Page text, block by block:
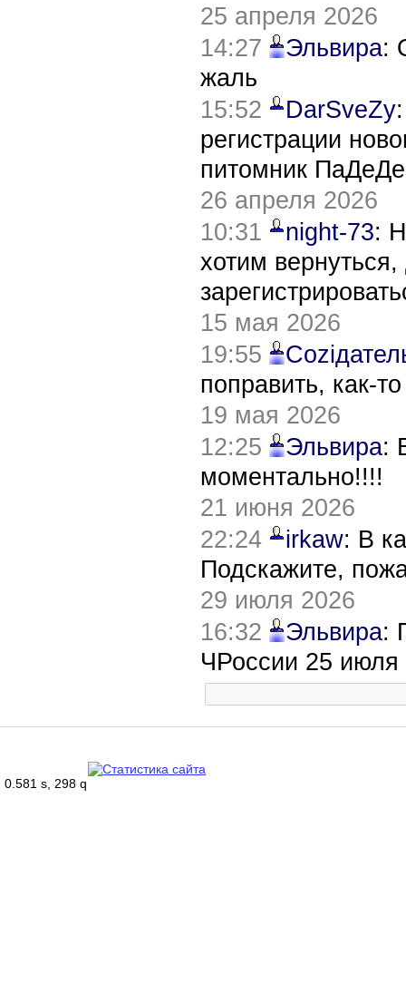
25 апреля 2026
14:27
Эльвира:
жаль
15:52
DarSveZy
регистрации
питомник
26 апреля 2026
10:31
night-73:
хотим
15 мая 2026
19:55
поправить, как-
19 мая 2026
12:25
Эльвира:
моментально!!!!
21 июня 2026
22:24
irkaw: В
Подскажите,
29 июля 2026
16:32
Эльвира:
ЧРоссии 25 июля
0.581 s, 298 q